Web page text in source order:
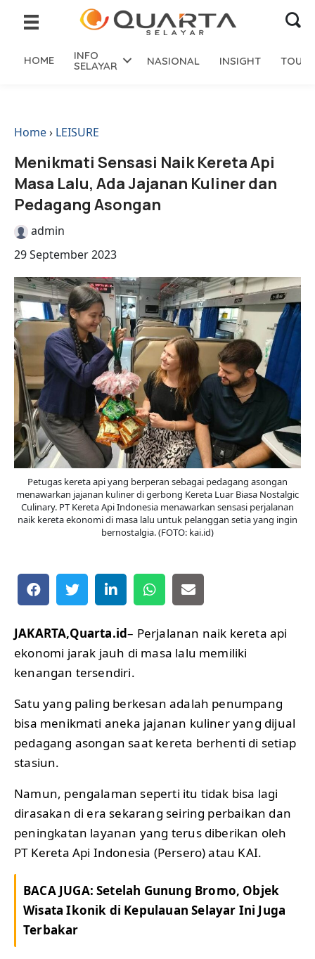
HOME INFO
SELAYAR NASIONAL INSIGHT
Home› LEISURE
Menikmati Sensasi Naik Kereta Api
Masa Lalu, Ada Jajanan Kuliner dan
Pedagang Asongan
admin
29 September 2023
Petugas kereta api yang berperan sebagai pedagang asongan
menawarkan jajanan kuliner di gerbong Kereta Luar Biasa Nostalgic
Culinary. PT Kereta Api Indonesia menawarkan sensasi perjalanan
naik kereta ekonomi di masa lalu untuk pelanggan setia yang ingin
bernostalgia. (FOTO: kai.id)
JAKARTA,Quarta.id– Perjalanan naik kereta api
ekonomi jarak jauh di masa lalu memiliki
kenangan tersendiri.
Satu yang paling berkesan adalah penumpang
bisa menikmati aneka jajanan kuliner yang dijual
pedagang asongan saat kereta berhenti di setiap
stasiun.
Namun, pengalaman seperti itu tidak bisa lagi
dirasakan di era sekarang seiring perbaikan dan
peningkatan layanan yang terus diberikan oleh
PT Kereta Api Indonesia (Persero) atau KAI.
BACA JUGA:Setelah Gunung Bromo, Objek
Wisata Ikonik di Kepulauan Selayar Ini Juga
Terbakar